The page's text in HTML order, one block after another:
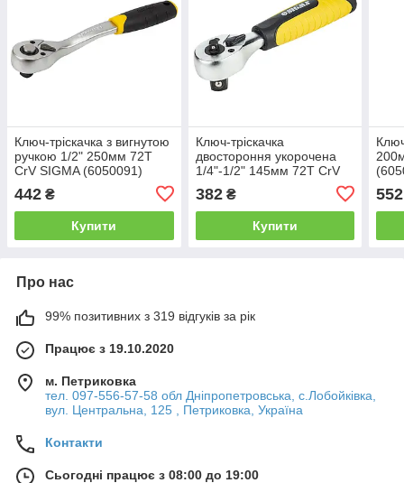
Ключ-тріскачка з вигнутою
ручкою 1/2" 250мм 72T
CrV SIGMA (6050091)
442 ₴
Купити
Ключ-тріскачка
двостороння укорочена
1/4"-1/2" 145мм 72T CrV
382₴
Купити
552
Про нас
99% позитивних з 319 відгуків за рік
Працює з 19.10.2020
м. Петриковка
тел. 097-556-57-58 обл Дніпропетровська, с.Лобойківка,
вул. Центральна, 125 , Петриковка, Україна
Контакти
Сьогодні працює з 08:00 до 19:00